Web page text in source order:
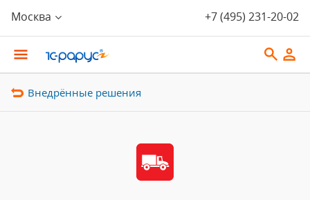
Москва +7 (495) 231-20-02
Внедрённые решения